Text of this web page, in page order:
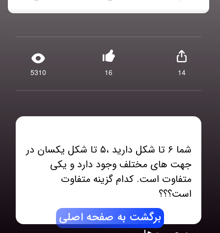
5310 16 14
شما ۶ تا شکل دارید ،۵ تا شکل یکسان در
جهت های مختلف وجود دارد و یکی
متفاوت است‌. کدام گزینه متفاوت
است؟؟؟
برگشت به صفحه اصلی